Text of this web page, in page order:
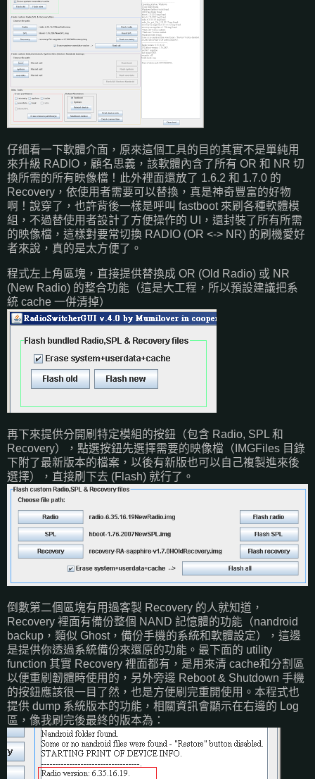
仔細看一下軟體介面，原來這個工具的目的其實不是單純用
來升級 RADIO，顧名思義，該軟體內含了所有 OR 和 NR 切
換所需的所有映像檔！此外裡面還放了 1.6.2 和 1.7.0 的
Recovery，依使用者需要可以替換，真是神奇豐富的好物
啊！說穿了，也許背後一樣是呼叫 fastboot 來刷各種軟體模
組，不過替使用者設計了方便操作的 UI，還封裝了所有所需
的映像檔，這樣對要常切換 RADIO (OR <-> NR) 的刷機愛好
者來說，真的是太方便了。
程式左上角區塊，直接提供替換成 OR (Old Radio) 或 NR
(New Radio) 的整合功能（這是大工程，所以預設建議把系
統 cache 一併清掉）
再下來提供分開刷特定模組的按鈕（包含 Radio, SPL 和
Recovery），點選按鈕先選擇需要的映像檔（IMGFiles 目錄
下附了最新版本的檔案，以後有新版也可以自己複製進來後
選擇），直接刷下去 (Flash) 就行了。
倒數第二個區塊有用過客製 Recovery 的人就知道，
Recovery 裡面有備份整個 NAND 記憶體的功能（nandroid
backup，類似 Ghost，備份手機的系統和軟體設定），這邊
是提供你透過系統備份來還原的功能。最下面的 utility
function 其實 Recovery 裡面都有，是用來清 cache和分割區
以便重刷韌體時使用的，另外旁邊 Reboot & Shutdown 手機
的按鈕應該很一目了然，也是方便刷完重開使用。本程式也
提供 dump 系統版本的功能，相關資訊會顯示在右邊的 Log
區，像我刷完後最終的版本為：